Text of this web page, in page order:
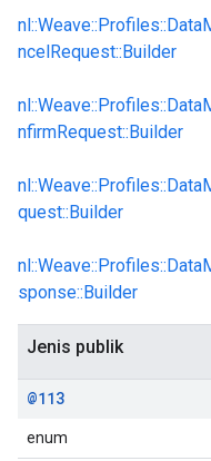
ncelRequest::Builder
nfirmRequest::Builder
quest::Builder
sponse::Builder
Jenis publik
@113
enum